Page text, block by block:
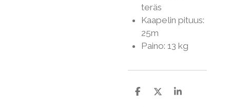
teräs
Kaapelin pituus:
25m
Paino: 13 kg
J
J
J